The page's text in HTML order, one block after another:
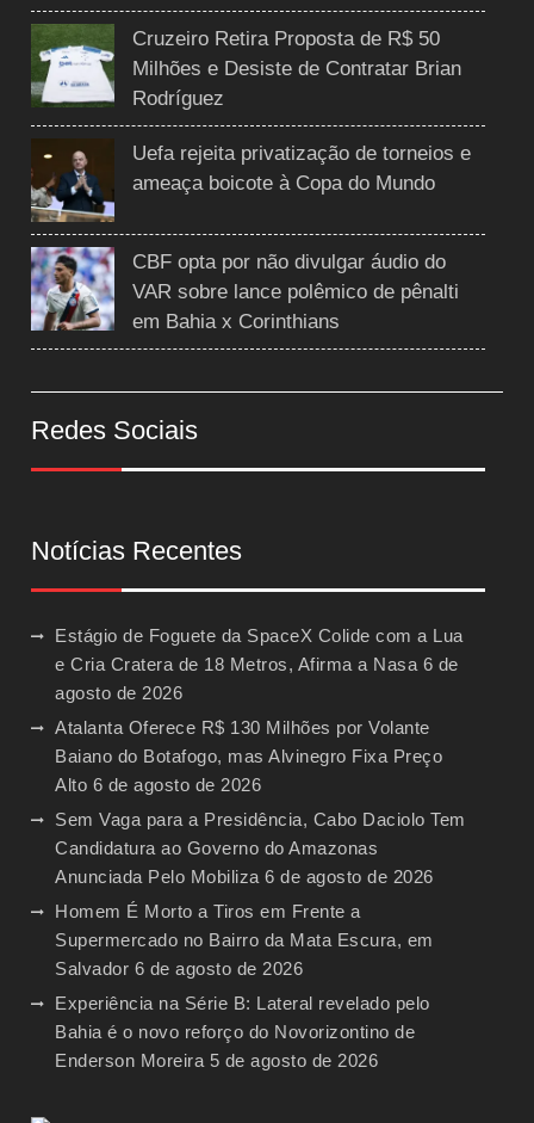
Cruzeiro Retira Proposta de R$ 50
Milhões e Desiste de Contratar Brian
Rodríguez
Uefa rejeita privatização de torneios e
ameaça boicote à Copa do Mundo
CBF opta por não divulgar áudio do
VAR sobre lance polêmico de pênalti
em Bahia x Corinthians
Redes Sociais
Notícias Recentes
Estágio de Foguete da SpaceX Colide com a Lua
e Cria Cratera de 18 Metros, Afirma a Nasa 6 de
agosto de 2026
Atalanta Oferece R$ 130 Milhões por Volante
Baiano do Botafogo, mas Alvinegro Fixa Preço
Alto 6 de agosto de 2026
Sem Vaga para a Presidência, Cabo Daciolo Tem
Candidatura ao Governo do Amazonas
Anunciada Pelo Mobiliza 6 de agosto de 2026
Homem É Morto a Tiros em Frente a
Supermercado no Bairro da Mata Escura, em
Salvador 6 de agosto de 2026
Experiência na Série B: Lateral revelado pelo
Bahia é o novo reforço do Novorizontino de
Enderson Moreira 5 de agosto de 2026